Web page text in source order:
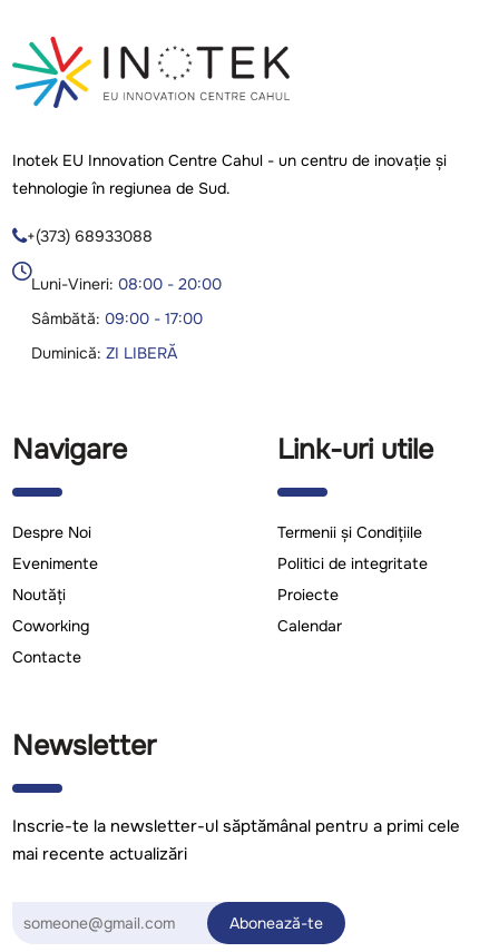
Inotek EU Innovation Centre Cahul - un centru de inovație și
tehnologie în regiunea de Sud.
+(373) 68933088

Luni-Vineri:08:00 - 20:00
Sâmbătă:09:00 - 17:00
Duminică:ZI LIBERĂ
Navigare
Despre Noi
Evenimente
Noutăți
Coworking
Contacte
Link-uri utile
Termenii și Condițiile
Politici de integritate
Proiecte
Calendar
Newsletter
Inscrie-te la newsletter-ul săptămânal pentru a primi cele
mai recente actualizări